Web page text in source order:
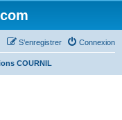
Connexion
S’enregistrer
COURNIL